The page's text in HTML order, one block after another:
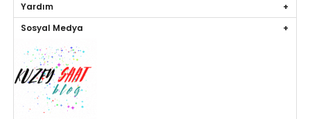
Yardım
Sosyal Medya